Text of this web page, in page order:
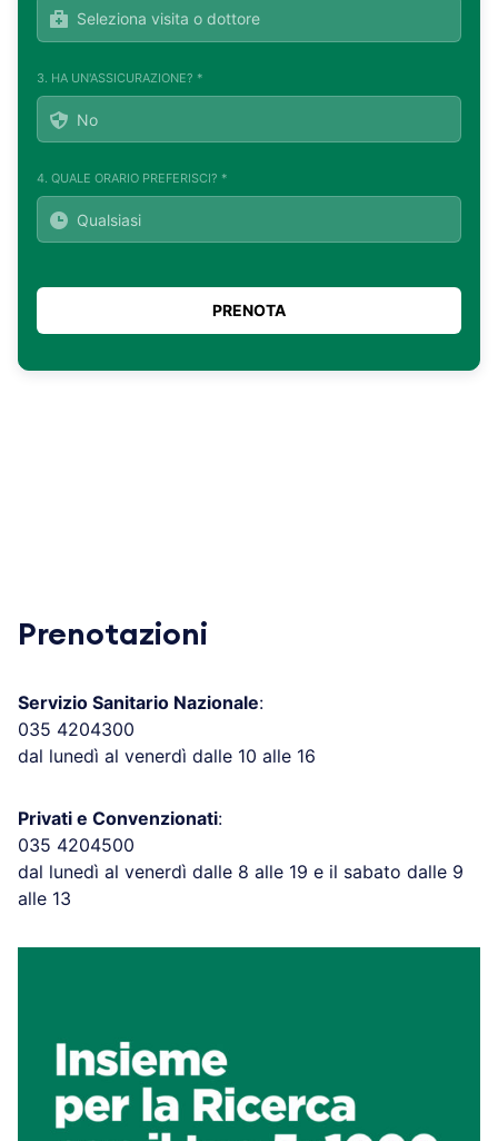
3. HA UN'ASSICURAZIONE? *
4. QUALE ORARIO PREFERISCI? *
Prenotazioni
Servizio Sanitario Nazionale:
035 4204300
dal lunedì al venerdì dalle 10 alle 16
Privati e Convenzionati:
035 4204500
dal lunedì al venerdì dalle 8 alle 19 e il sabato dalle 9
alle 13